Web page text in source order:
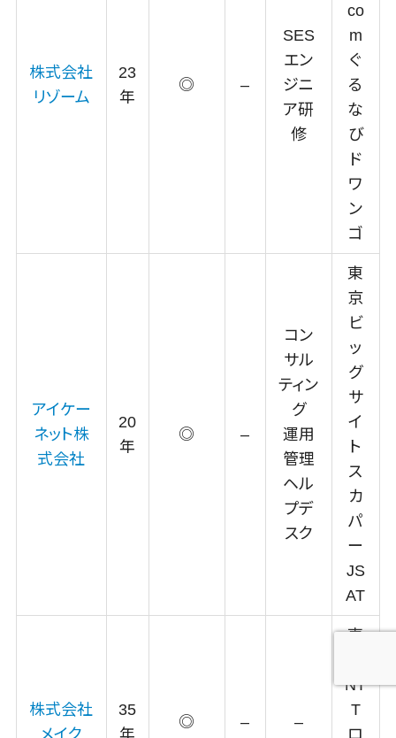
官公庁・自
け
株式会社
リゾーム
23
年
◎ –
SES
エン
ジニ
ア研
修
co
m
ぐ
る
な
び
ド
ワ
ン
ゴ
アイケー
ネット株
式会社
20
年
◎ –
コン
サル
ティン
グ
運用
管理
ヘル
プデ
スク
東
京
ビ
ッ
グ
サ
イ
ト
ス
カ
パ
ー
JS
AT
株式会社
メイク
35
年
◎ – –
東
NT
T
ロ